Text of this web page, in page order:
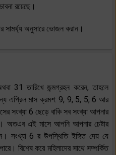
রয়েছে।
সামর্থ্য অনুসারে ভোজন করান।
31 তারিখে জন্মগ্রহন করেন, তাহলে
এপ্রিল মাস ক্রমশ: 9, 9, 5, 5, 6 আর
সংখ্যা 6 ছেড়ে বাকি সব সংখ্যা আপনার
অতএব এই মাসে আপনি আপনার চেষ্টার
সংখ্যা 6 র উপস্থিতি ইঙ্গিত দেয় যে
বিশেষ করে মহিলাদের সাথে সম্পর্কিত